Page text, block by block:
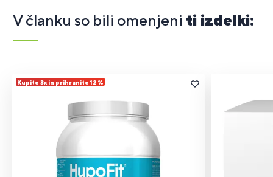
V članku so bili omenjeni ti izdelki:
Kupite 3x in prihranite 12 %